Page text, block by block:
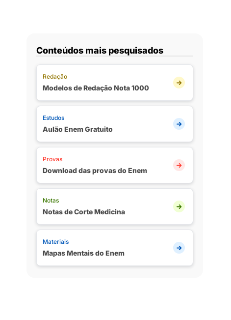
Conteúdos mais pesquisados
Redação
Modelos de Redação Nota 1000
Estudos
Aulão Enem Gratuito
Provas
Download das provas do Enem
Notas
Notas de Corte Medicina
Materiais
Mapas Mentais do Enem